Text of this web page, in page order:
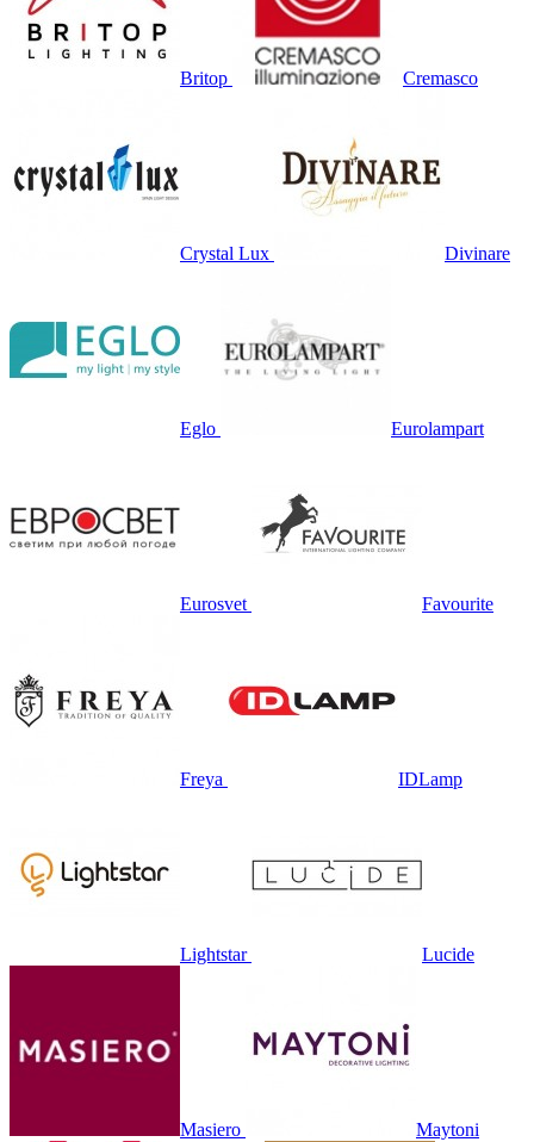
Britop Cremasco
Crystal Lux Divinare
Eglo Eurolampart
Eurosvet Favourite
Freya IDLamp
Lightstar Lucide
Masiero Maytoni